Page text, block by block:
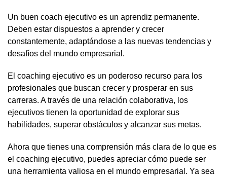
Un buen coach ejecutivo es un aprendiz permanente.
Deben estar dispuestos a aprender y crecer
constantemente, adaptándose a las nuevas tendencias y
desafíos del mundo empresarial.
El coaching ejecutivo es un poderoso recurso para los
profesionales que buscan crecer y prosperar en sus
carreras. A través de una relación colaborativa, los
ejecutivos tienen la oportunidad de explorar sus
habilidades, superar obstáculos y alcanzar sus metas.
Ahora que tienes una comprensión más clara de lo que es
el coaching ejecutivo, puedes apreciar cómo puede ser
una herramienta valiosa en el mundo empresarial. Ya sea